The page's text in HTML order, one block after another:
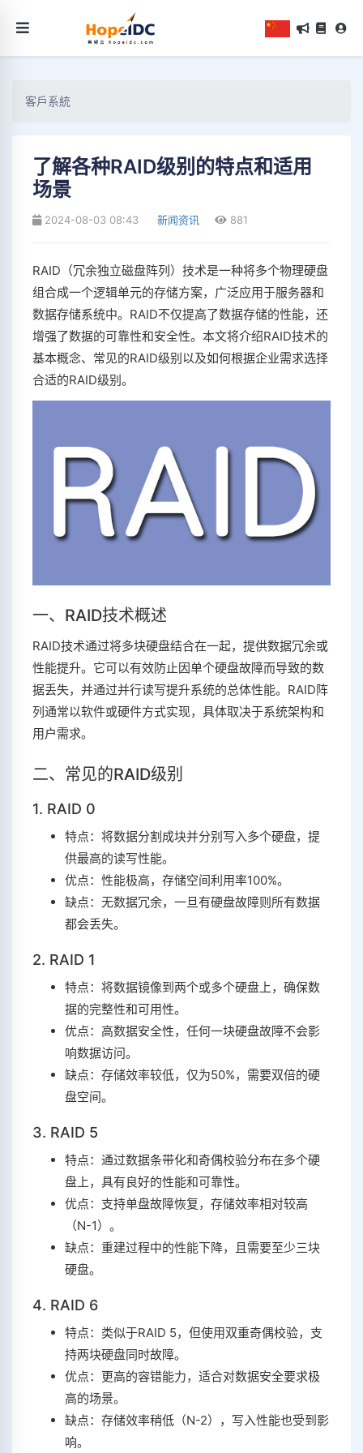
客戶系統
了解各种RAID级别的特点和适用
场景
2024-08-03 08:43 新闻资讯 881
RAID（冗余独立磁盘阵列）技术是一种将多个物理硬盘
组合成一个逻辑单元的存储方案，广泛应用于服务器和
数据存储系统中。RAID不仅提高了数据存储的性能，还
增强了数据的可靠性和安全性。本文将介绍RAID技术的
基本概念、常见的RAID级别以及如何根据企业需求选择
合适的RAID级别。
一、RAID技术概述
RAID技术通过将多块硬盘结合在一起，提供数据冗余或
性能提升。它可以有效防止因单个硬盘故障而导致的数
据丢失，并通过并行读写提升系统的总体性能。RAID阵
列通常以软件或硬件方式实现，具体取决于系统架构和
用户需求。
二、常见的RAID级别
1. RAID 0
特点：将数据分割成块并分别写入多个硬盘，提
供最高的读写性能。
优点：性能极高，存储空间利用率100%。
缺点：无数据冗余，一旦有硬盘故障则所有数据
都会丢失。
2. RAID 1
特点：将数据镜像到两个或多个硬盘上，确保数
据的完整性和可用性。
优点：高数据安全性，任何一块硬盘故障不会影
响数据访问。
缺点：存储效率较低，仅为50%，需要双倍的硬
盘空间。
3. RAID 5
特点：通过数据条带化和奇偶校验分布在多个硬
盘上，具有良好的性能和可靠性。
优点：支持单盘故障恢复，存储效率相对较高
（N-1）。
缺点：重建过程中的性能下降，且需要至少三块
硬盘。
4. RAID 6
特点：类似于RAID 5，但使用双重奇偶校验，支
持两块硬盘同时故障。
优点：更高的容错能力，适合对数据安全要求极
高的场景。
缺点：存储效率稍低（N-2），写入性能也受到影
响。